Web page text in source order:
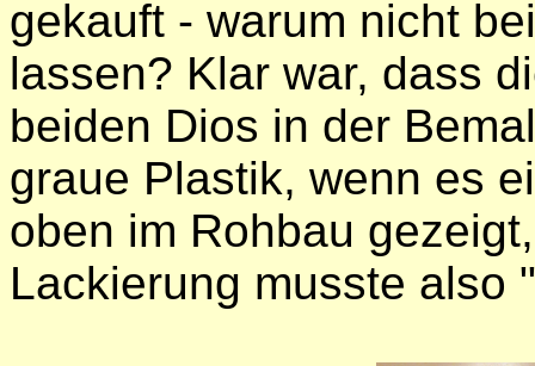
gekauft - warum nicht
lassen? Klar war, dass
beiden Dios in der
graue Plastik, wenn es
oben im Rohbau
Lackierung musste also